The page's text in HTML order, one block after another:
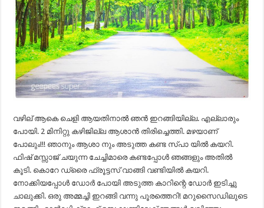
വഴില് ആകെ ചെളി ആയതിനാൽ ഞൻ ഇറങ്ങിയില്ല. എല്ലാരും
പോയി. 2 മിനിറ്റു കഴിജില്ല ആശാൻ തിരിച്ചെത്തി. മഴയാണ്
പോലും!!! ഞാനും ആശാ നും അടുത്ത കണ്ട സ്പാ യിൽ കയറി.
ഫിഷ് മസ്സാജ് ചയുന്ന ചേച്ചിമാരെ കണ്ടപ്പോൾ ഞങ്ങളും അതിൽ
കൂടി. കൊറേ ഡ്രൈ ഫ്രൂട്ടസ് വാങ്ങി വണ്ടിയിൽ കയറി.
നോക്കിയപ്പോൾ ഡോർ പോയി അടുത്ത കാറിന്റെ ഡോർ ഇടിച്ചു
ചാലുക്കി. ഒരു അമ്മച്ചി ഇറങ്ങി വന്നു പൂരത്തെറി! മറുസൈഡിലുടെ